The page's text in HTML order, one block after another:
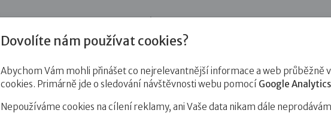
Dovolíte nám používat cookies?
Abychom Vám mohli přinášet co nejrelevantnější informace a web průběžně
cookies. Primárně jde o sledování návštěvnosti webu pomocí Google Analytics
Nepoužíváme cookies na cílení reklamy, ani Vaše data nikam dále